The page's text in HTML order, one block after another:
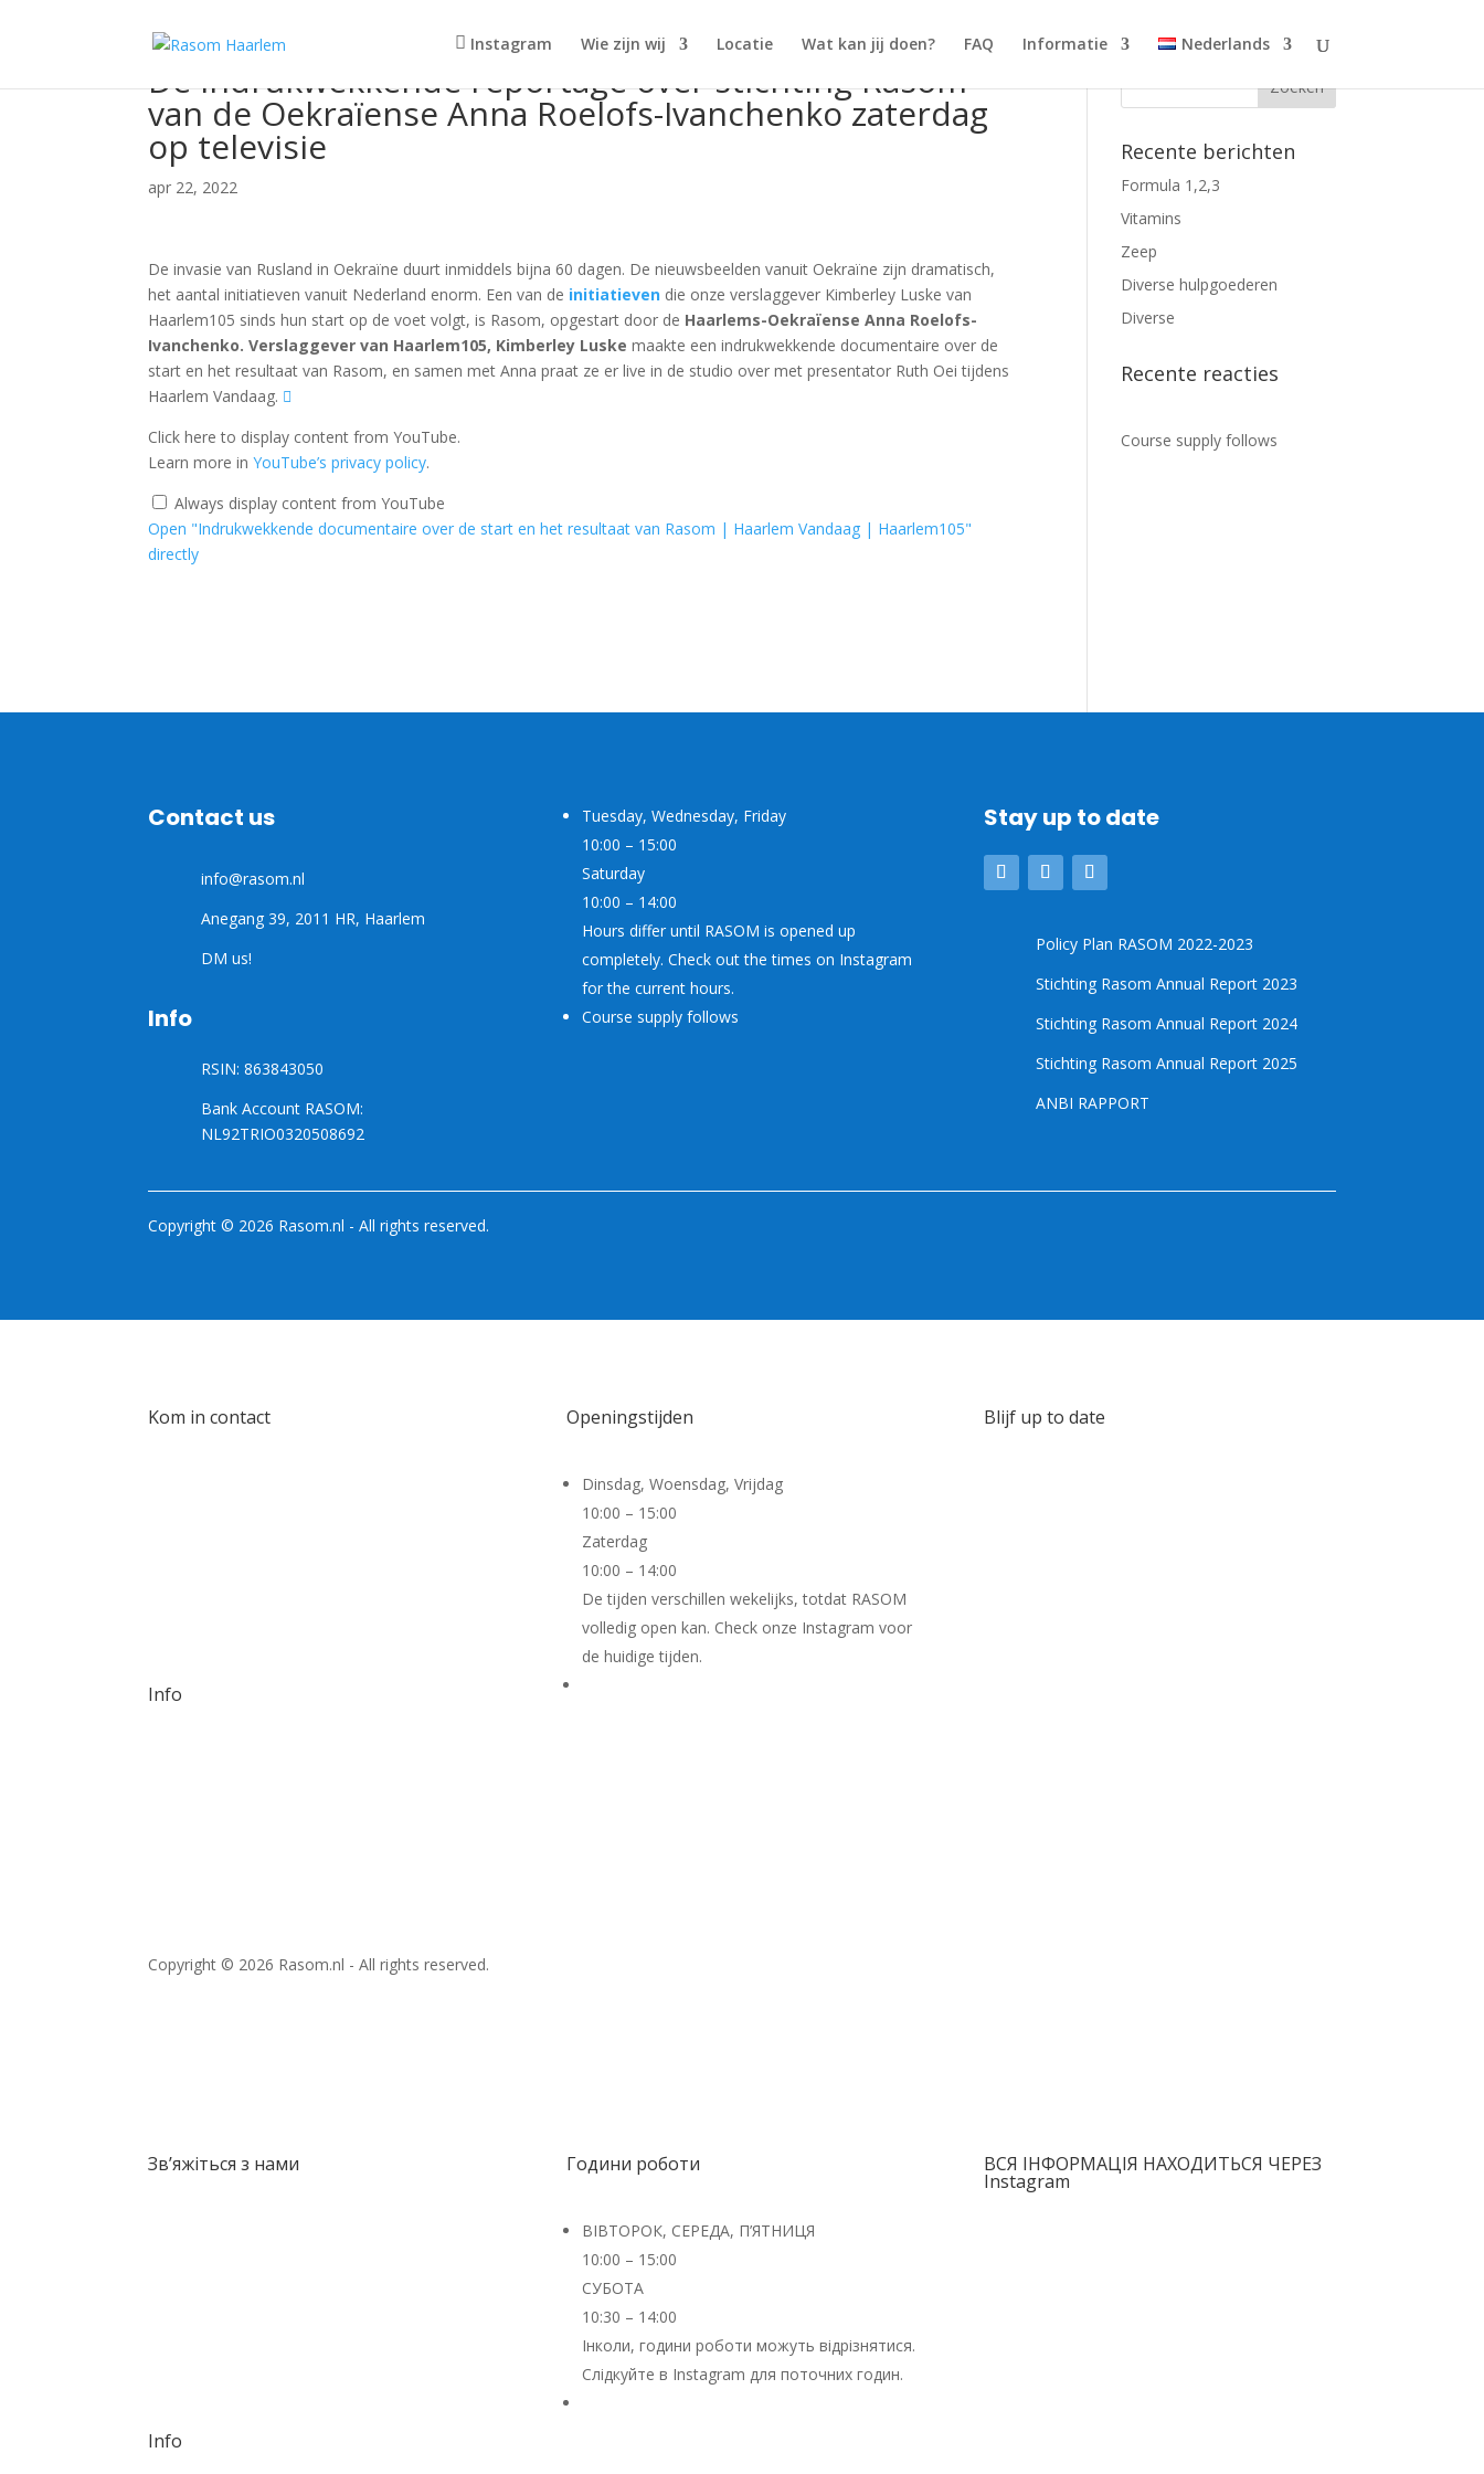
Instagram Wie zijn wij Locatie Wat kan jij doen? FAQ Informatie Nederlands
De indrukwekkende reportage over stichting Rasom
van de Oekraïense Anna Roelofs-Ivanchenko zaterdag
op televisie
apr 22, 2022
De invasie van Rusland in Oekraïne duurt inmiddels bijna 60 dagen. De nieuwsbeelden vanuit Oekraïne zijn dramatisch,
het aantal initiatieven vanuit Nederland enorm. Een van de initiatieven die onze verslaggever Kimberley Luske van
Haarlem105 sinds hun start op de voet volgt, is Rasom, opgestart door de Haarlems-Oekraïense Anna Roelofs-
Ivanchenko. Verslaggever van Haarlem105, Kimberley Luske maakte een indrukwekkende documentaire over de
start en het resultaat van Rasom, en samen met Anna praat ze er live in de studio over met presentator Ruth Oei tijdens
Haarlem Vandaag.
Display
"Indrukwekkende
documentaire
over
de
start
en
|
Click here to display content from YouTube.
Learn more inYouTube’s privacy policy.
Always display content from YouTube
Open "Indrukwekkende documentaire over de start en het resultaat van Rasom | Haarlem Vandaag | Haarlem105"
directly
Recente berichten
Formula 1,2,3
Vitamins
Zeep
Diverse hulpgoederen
Diverse
Recente reacties
Course supply follows
Contact us
info@rasom.nl
Anegang 39, 2011 HR, Haarlem
DM us!
Info
RSIN: 863843050
Bank Account RASOM:
NL92TRIO0320508692
Tuesday, Wednesday, Friday
10:00 – 15:00
Saturday
10:00 – 14:00
Hours differ until RASOM is opened up
completely. Check out the times on Instagram
for the current hours.
Course supply follows
Stay up to date
Policy Plan RASOM 2022-2023
Stichting Rasom Annual Report 2023
Stichting Rasom Annual Report 2024
Stichting Rasom Annual Report 2025
ANBI RAPPORT
Copyright © 2026 Rasom.nl - All rights reserved.
Kom in contact
Info
Openingstijden
Dinsdag, Woensdag, Vrijdag
10:00 – 15:00
Zaterdag
10:00 – 14:00
De tijden verschillen wekelijks, totdat RASOM
volledig open kan. Check onze Instagram voor
de huidige tijden.
Blijf up to date
Copyright © 2026 Rasom.nl - All rights reserved.
Зв’яжіться з нами
Info
Години роботи
ВІВТОРОК, СЕРЕДА, П’ЯТНИЦЯ
10:00 – 15:00
СУБОТА
10:30 – 14:00
Інколи, години роботи можуть відрізнятися.
Слідкуйте в Instagram для поточних годин.
ВСЯ ІНФОРМАЦІЯ НАХОДИТЬСЯ ЧЕРЕЗ
Instagram